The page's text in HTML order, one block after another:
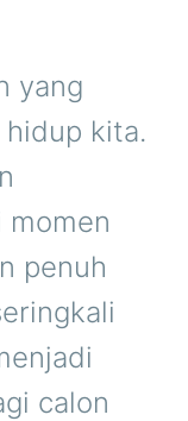
yang
kita.
momen
penuh
calon